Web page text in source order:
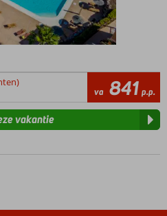
va 841 p.p.
vakantie